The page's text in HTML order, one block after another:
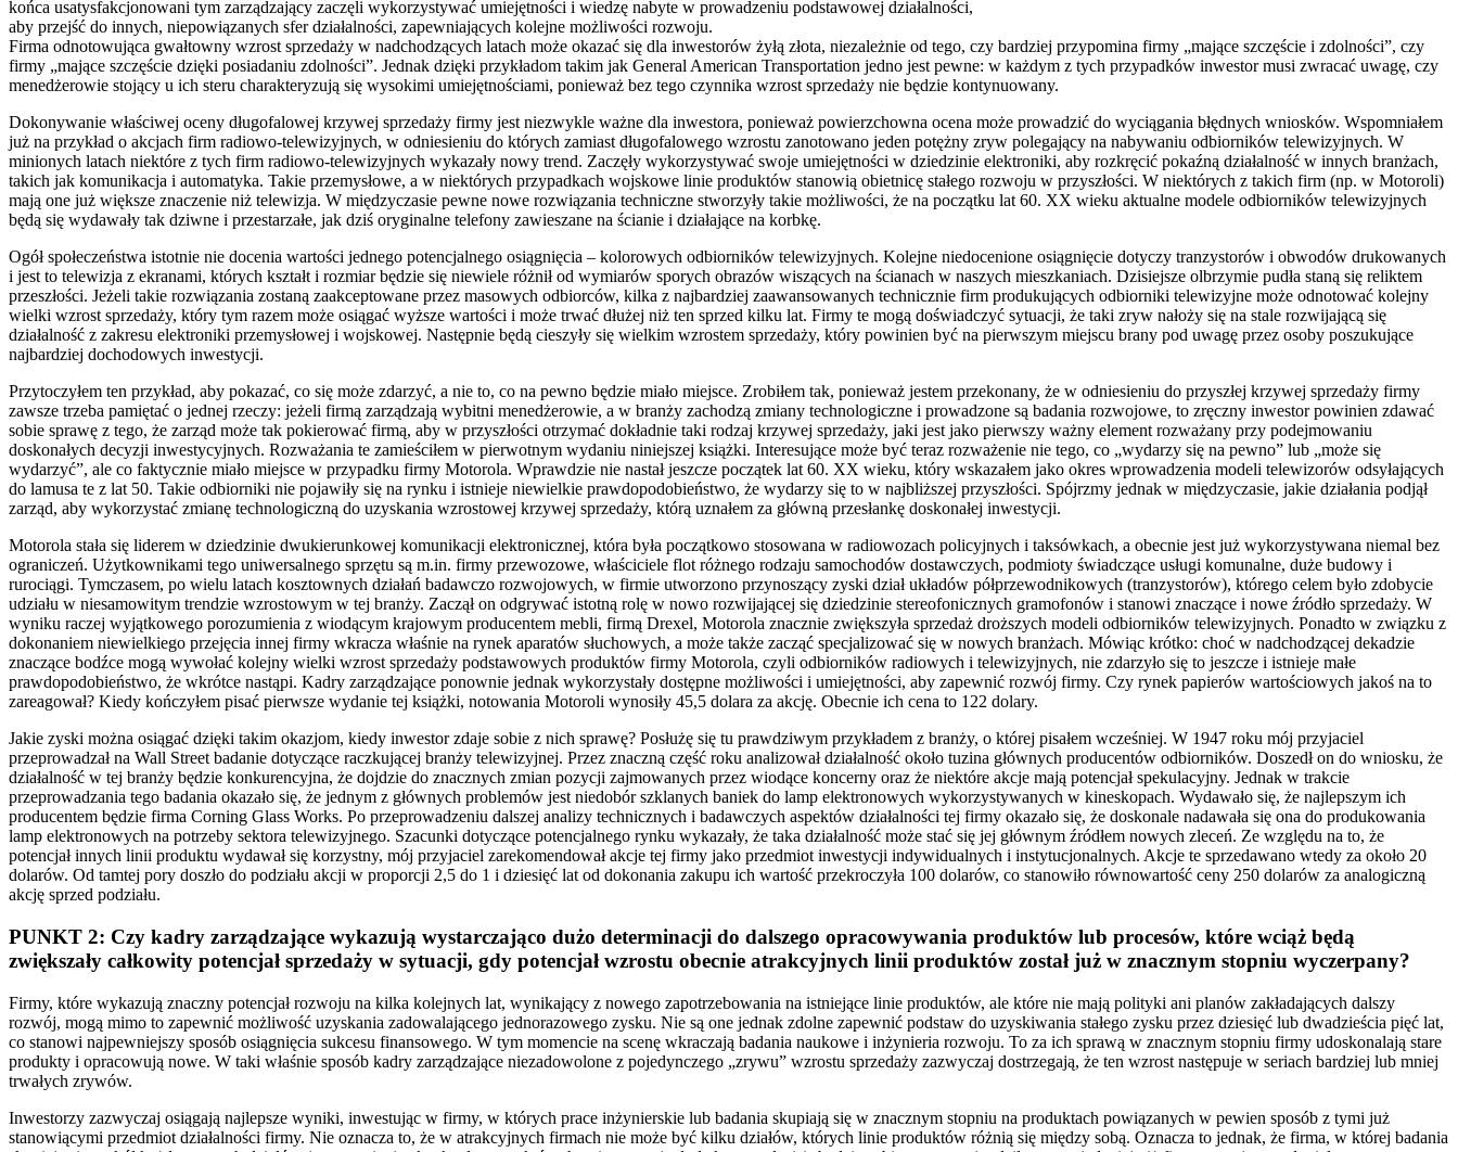
końca usatysfakcjonowani tym zarządzający zaczęli wykorzystywać umiejętności i wiedzę nabyte w prowadzeniu podstawowej działalności,
aby przejść do innych, niepowiązanych sfer działalności, zapewniających kolejne możliwości rozwoju.
Firma odnotowująca gwałtowny wzrost sprzedaży w nadchodzących latach może okazać się dla inwestorów żyłą złota, niezależnie od tego, czy bardziej przypomina firmy „mające szczęście i zdolności”, czy
firmy „mające szczęście dzięki posiadaniu zdolności”. Jednak dzięki przykładom takim jak General American Transportation jedno jest pewne: w każdym z tych przypadków inwestor musi zwracać uwagę, czy
menedżerowie stojący u ich steru charakteryzują się wysokimi umiejętnościami, ponieważ bez tego czynnika wzrost sprzedaży nie będzie kontynuowany.
Dokonywanie właściwej oceny długofalowej krzywej sprzedaży firmy jest niezwykle ważne dla inwestora, ponieważ powierzchowna ocena może prowadzić do wyciągania błędnych wniosków. Wspomniałem
już na przykład o akcjach firm radiowo-telewizyjnych, w odniesieniu do których zamiast długofalowego wzrostu zanotowano jeden potężny zryw polegający na nabywaniu odbiorników telewizyjnych. W
minionych latach niektóre z tych firm radiowo-telewizyjnych wykazały nowy trend. Zaczęły wykorzystywać swoje umiejętności w dziedzinie elektroniki, aby rozkręcić pokaźną działalność w innych branżach,
takich jak komunikacja i automatyka. Takie przemysłowe, a w niektórych przypadkach wojskowe linie produktów stanowią obietnicę stałego rozwoju w przyszłości. W niektórych z takich firm (np. w Motoroli)
mają one już większe znaczenie niż telewizja. W międzyczasie pewne nowe rozwiązania techniczne stworzyły takie możliwości, że na początku lat 60. XX wieku aktualne modele odbiorników telewizyjnych
będą się wydawały tak dziwne i przestarzałe, jak dziś oryginalne telefony zawieszane na ścianie i działające na korbkę.
Ogół społeczeństwa istotnie nie docenia wartości jednego potencjalnego osiągnięcia – kolorowych odbiorników telewizyjnych. Kolejne niedocenione osiągnięcie dotyczy tranzystorów i obwodów drukowanych
i jest to telewizja z ekranami, których kształt i rozmiar będzie się niewiele różnił od wymiarów sporych obrazów wiszących na ścianach w naszych mieszkaniach. Dzisiejsze olbrzymie pudła staną się reliktem
przeszłości. Jeżeli takie rozwiązania zostaną zaakceptowane przez masowych odbiorców, kilka z najbardziej zaawansowanych technicznie firm produkujących odbiorniki telewizyjne może odnotować kolejny
wielki wzrost sprzedaży, który tym razem może osiągać wyższe wartości i może trwać dłużej niż ten sprzed kilku lat. Firmy te mogą doświadczyć sytuacji, że taki zryw nałoży się na stale rozwijającą się
działalność z zakresu elektroniki przemysłowej i wojskowej. Następnie będą cieszyły się wielkim wzrostem sprzedaży, który powinien być na pierwszym miejscu brany pod uwagę przez osoby poszukujące
najbardziej dochodowych inwestycji.
Przytoczyłem ten przykład, aby pokazać, co się może zdarzyć, a nie to, co na pewno będzie miało miejsce. Zrobiłem tak, ponieważ jestem przekonany, że w odniesieniu do przyszłej krzywej sprzedaży firmy
zawsze trzeba pamiętać o jednej rzeczy: jeżeli firmą zarządzają wybitni menedżerowie, a w branży zachodzą zmiany technologiczne i prowadzone są badania rozwojowe, to zręczny inwestor powinien zdawać
sobie sprawę z tego, że zarząd może tak pokierować firmą, aby w przyszłości otrzymać dokładnie taki rodzaj krzywej sprzedaży, jaki jest jako pierwszy ważny element rozważany przy podejmowaniu
doskonałych decyzji inwestycyjnych. Rozważania te zamieściłem w pierwotnym wydaniu niniejszej książki. Interesujące może być teraz rozważenie nie tego, co „wydarzy się na pewno” lub „może się
wydarzyć”, ale co faktycznie miało miejsce w przypadku firmy Motorola. Wprawdzie nie nastał jeszcze początek lat 60. XX wieku, który wskazałem jako okres wprowadzenia modeli telewizorów odsyłających
do lamusa te z lat 50. Takie odbiorniki nie pojawiły się na rynku i istnieje niewielkie prawdopodobieństwo, że wydarzy się to w najbliższej przyszłości. Spójrzmy jednak w międzyczasie, jakie działania podjął
zarząd, aby wykorzystać zmianę technologiczną do uzyskania wzrostowej krzywej sprzedaży, którą uznałem za główną przesłankę doskonałej inwestycji.
Motorola stała się liderem w dziedzinie dwukierunkowej komunikacji elektronicznej, która była początkowo stosowana w radiowozach policyjnych i taksówkach, a obecnie jest już wykorzystywana niemal bez
ograniczeń. Użytkownikami tego uniwersalnego sprzętu są m.in. firmy przewozowe, właściciele flot różnego rodzaju samochodów dostawczych, podmioty świadczące usługi komunalne, duże budowy i
rurociągi. Tymczasem, po wielu latach kosztownych działań badawczo rozwojowych, w firmie utworzono przynoszący zyski dział układów półprzewodnikowych (tranzystorów), którego celem było zdobycie
udziału w niesamowitym trendzie wzrostowym w tej branży. Zaczął on odgrywać istotną rolę w nowo rozwijającej się dziedzinie stereofonicznych gramofonów i stanowi znaczące i nowe źródło sprzedaży. W
wyniku raczej wyjątkowego porozumienia z wiodącym krajowym producentem mebli, firmą Drexel, Motorola znacznie zwiększyła sprzedaż droższych modeli odbiorników telewizyjnych. Ponadto w związku z
dokonaniem niewielkiego przejęcia innej firmy wkracza właśnie na rynek aparatów słuchowych, a może także zacząć specjalizować się w nowych branżach. Mówiąc krótko: choć w nadchodzącej dekadzie
znaczące bodźce mogą wywołać kolejny wielki wzrost sprzedaży podstawowych produktów firmy Motorola, czyli odbiorników radiowych i telewizyjnych, nie zdarzyło się to jeszcze i istnieje małe
prawdopodobieństwo, że wkrótce nastąpi. Kadry zarządzające ponownie jednak wykorzystały dostępne możliwości i umiejętności, aby zapewnić rozwój firmy. Czy rynek papierów wartościowych jakoś na to
zareagował? Kiedy kończyłem pisać pierwsze wydanie tej książki, notowania Motoroli wynosiły 45,5 dolara za akcję. Obecnie ich cena to 122 dolary.
Jakie zyski można osiągać dzięki takim okazjom, kiedy inwestor zdaje sobie z nich sprawę? Posłużę się tu prawdziwym przykładem z branży, o której pisałem wcześniej. W 1947 roku mój przyjaciel
przeprowadzał na Wall Street badanie dotyczące raczkującej branży telewizyjnej. Przez znaczną część roku analizował działalność około tuzina głównych producentów odbiorników. Doszedł on do wniosku, że
działalność w tej branży będzie konkurencyjna, że dojdzie do znacznych zmian pozycji zajmowanych przez wiodące koncerny oraz że niektóre akcje mają potencjał spekulacyjny. Jednak w trakcie
przeprowadzania tego badania okazało się, że jednym z głównych problemów jest niedobór szklanych baniek do lamp elektronowych wykorzystywanych w kineskopach. Wydawało się, że najlepszym ich
producentem będzie firma Corning Glass Works. Po przeprowadzeniu dalszej analizy technicznych i badawczych aspektów działalności tej firmy okazało się, że doskonale nadawała się ona do produkowania
lamp elektronowych na potrzeby sektora telewizyjnego. Szacunki dotyczące potencjalnego rynku wykazały, że taka działalność może stać się jej głównym źródłem nowych zleceń. Ze względu na to, że
potencjał innych linii produktu wydawał się korzystny, mój przyjaciel zarekomendował akcje tej firmy jako przedmiot inwestycji indywidualnych i instytucjonalnych. Akcje te sprzedawano wtedy za około 20
dolarów. Od tamtej pory doszło do podziału akcji w proporcji 2,5 do 1 i dziesięć lat od dokonania zakupu ich wartość przekroczyła 100 dolarów, co stanowiło równowartość ceny 250 dolarów za analogiczną
akcję sprzed podziału.
PUNKT 2: Czy kadry zarządzające wykazują wystarczająco dużo determinacji do dalszego opracowywania produktów lub procesów, które wciąż będą
zwiększały całkowity potencjał sprzedaży w sytuacji, gdy potencjał wzrostu obecnie atrakcyjnych linii produktów został już w znacznym stopniu wyczerpany?
Firmy, które wykazują znaczny potencjał rozwoju na kilka kolejnych lat, wynikający z nowego zapotrzebowania na istniejące linie produktów, ale które nie mają polityki ani planów zakładających dalszy
rozwój, mogą mimo to zapewnić możliwość uzyskania zadowalającego jednorazowego zysku. Nie są one jednak zdolne zapewnić podstaw do uzyskiwania stałego zysku przez dziesięć lub dwadzieścia pięć lat,
co stanowi najpewniejszy sposób osiągnięcia sukcesu finansowego. W tym momencie na scenę wkraczają badania naukowe i inżynieria rozwoju. To za ich sprawą w znacznym stopniu firmy udoskonalają stare
produkty i opracowują nowe. W taki właśnie sposób kadry zarządzające niezadowolone z pojedynczego „zrywu” wzrostu sprzedaży zazwyczaj dostrzegają, że ten wzrost następuje w seriach bardziej lub mniej
trwałych zrywów.
Inwestorzy zazwyczaj osiągają najlepsze wyniki, inwestując w firmy, w których prace inżynierskie lub badania skupiają się w znacznym stopniu na produktach powiązanych w pewien sposób z tymi już
stanowiącymi przedmiot działalności firmy. Nie oznacza to, że w atrakcyjnych firmach nie może być kilku działów, których linie produktów różnią się między sobą. Oznacza to jednak, że firma, w której badania